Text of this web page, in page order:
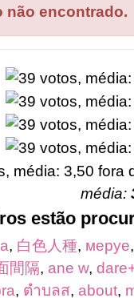
não encontrado.
média:
estão
, 白色人種, меруе,
間隔, ane w,
, ตำบลส, about,